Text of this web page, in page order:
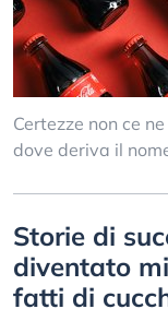
Certezze non ce
dove deriva il
Storie di
diventato
fatti di